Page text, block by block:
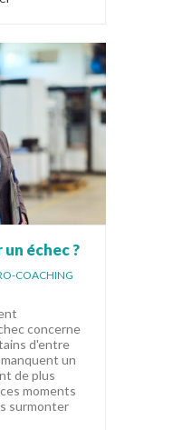
échec ?
COACHING
concerne
d'entre
un
de plus
moments
surmonter